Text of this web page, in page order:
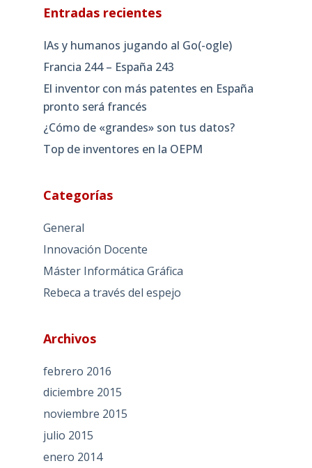
Entradas recientes
IAs y humanos jugando al Go(-ogle)
Francia 244 – España 243
El inventor con más patentes en España
pronto será francés
¿Cómo de «grandes» son tus datos?
Top de inventores en la OEPM
Categorías
General
Innovación Docente
Máster Informática Gráfica
Rebeca a través del espejo
Archivos
febrero 2016
diciembre 2015
noviembre 2015
julio 2015
enero 2014